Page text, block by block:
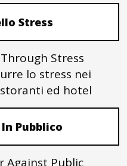
Stress
Stress
lo stress nei
ed hotel
Pubblico
Against Public